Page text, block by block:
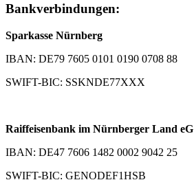
Bankverbindungen:
Sparkasse Nürnberg
IBAN: DE79 7605 0101 0190 0708 88
SWIFT-BIC: SSKNDE77XXX
Raiffeisenbank im Nürnberger Land eG
IBAN: DE47 7606 1482 0002 9042 25
SWIFT-BIC: GENODEF1HSB